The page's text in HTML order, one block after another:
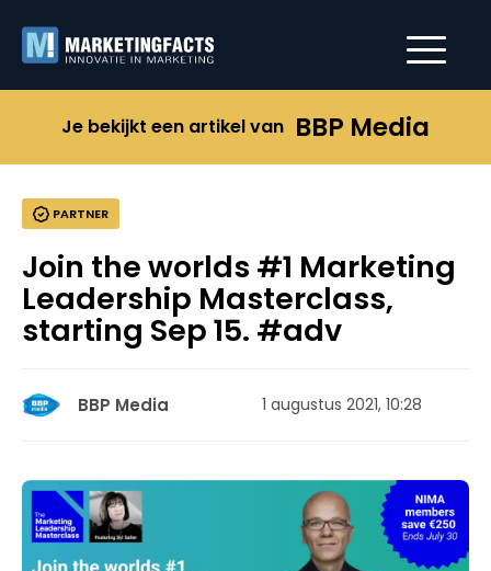
Je bekijkt een artikel van BBP Media
PARTNER
Join the worlds #1 Marketing
Leadership Masterclass,
starting Sep 15. #adv
BBP Media 1 augustus 2021, 10:28